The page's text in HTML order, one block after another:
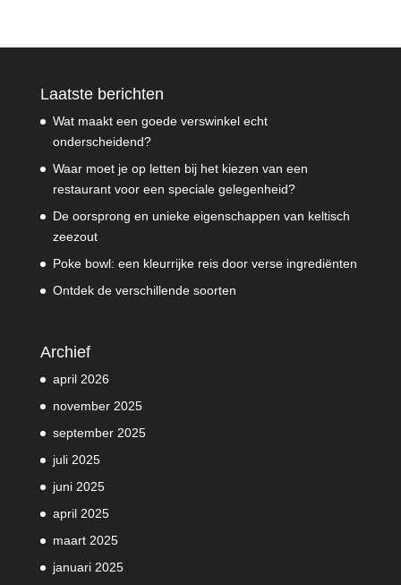
Laatste berichten
Wat maakt een goede verswinkel echt
onderscheidend?
Waar moet je op letten bij het kiezen van een
restaurant voor een speciale gelegenheid?
De oorsprong en unieke eigenschappen van keltisch
zeezout
Poke bowl: een kleurrijke reis door verse ingrediënten
Ontdek de verschillende soorten
Archief
april 2026
november 2025
september 2025
juli 2025
juni 2025
april 2025
maart 2025
januari 2025